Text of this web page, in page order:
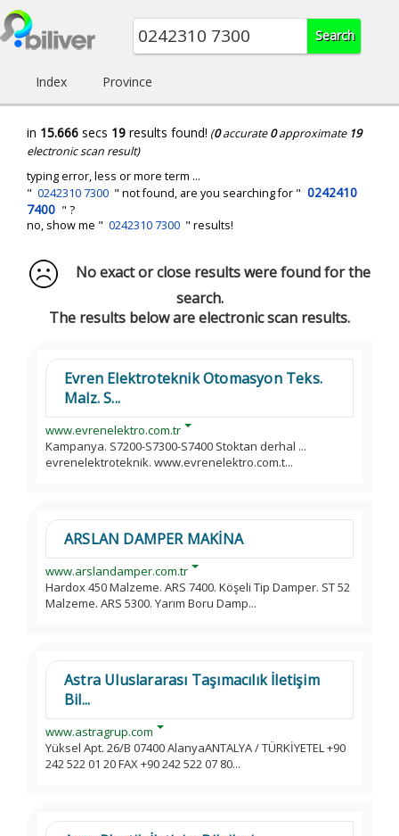
Index Province
in 15.666 secs 19 results found! (0accurate0approximate 19
electronic scan result)
typing error, less or more term ...
" 0242310 7300 " not found, are you searching for " 0242410
7400 " ?
no, show me " 0242310 7300 " results!
No exact or close results were found for the
search.
The results below are electronic scan results.
Evren Elektroteknik Otomasyon Teks.
Malz. S...
www.evrenelektro.com.tr
Kampanya. S7200-S7300-S7400 Stoktan derhal ...
evrenelektroteknik. www.evrenelektro.com.t...
ARSLAN DAMPER MAKİNA
www.arslandamper.com.tr
Hardox 450 Malzeme. ARS 7400. Köşeli Tip Damper. ST 52
Malzeme. ARS 5300. Yarım Boru Damp...
Astra Uluslararası Taşımacılık İletişim
Bil...
www.astragrup.com
Yüksel Apt. 26/B 07400 AlanyaANTALYA / TÜRKİYETEL +90
242 522 01 20 FAX +90 242 522 07 80...